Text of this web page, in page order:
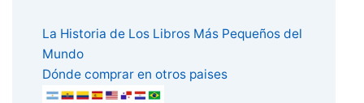
La Historia de Los Libros Más Pequeños del
Mundo
Dónde comprar en otros paises